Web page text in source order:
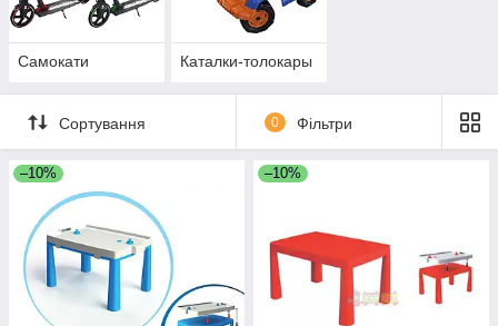
Самокати Каталки-толокары
Сортування 0 Фільтри
–10% –10%